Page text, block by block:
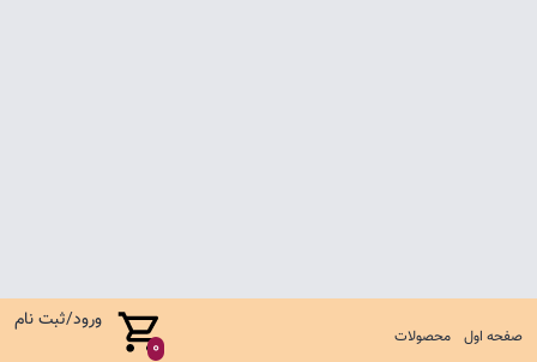
صفحه اول محصولات 0
ورود/ثبت نام